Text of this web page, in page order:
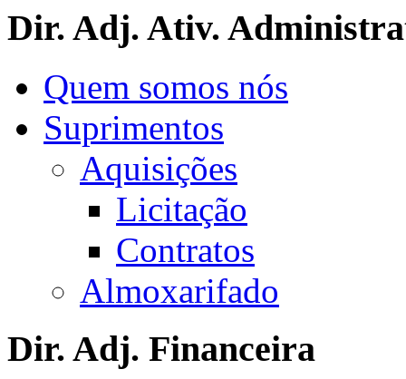
Dir. Adj. Ativ.
Quem somos nós
Suprimentos
Aquisições
Licitação
Contratos
Almoxarifado
Dir. Adj. Financeira